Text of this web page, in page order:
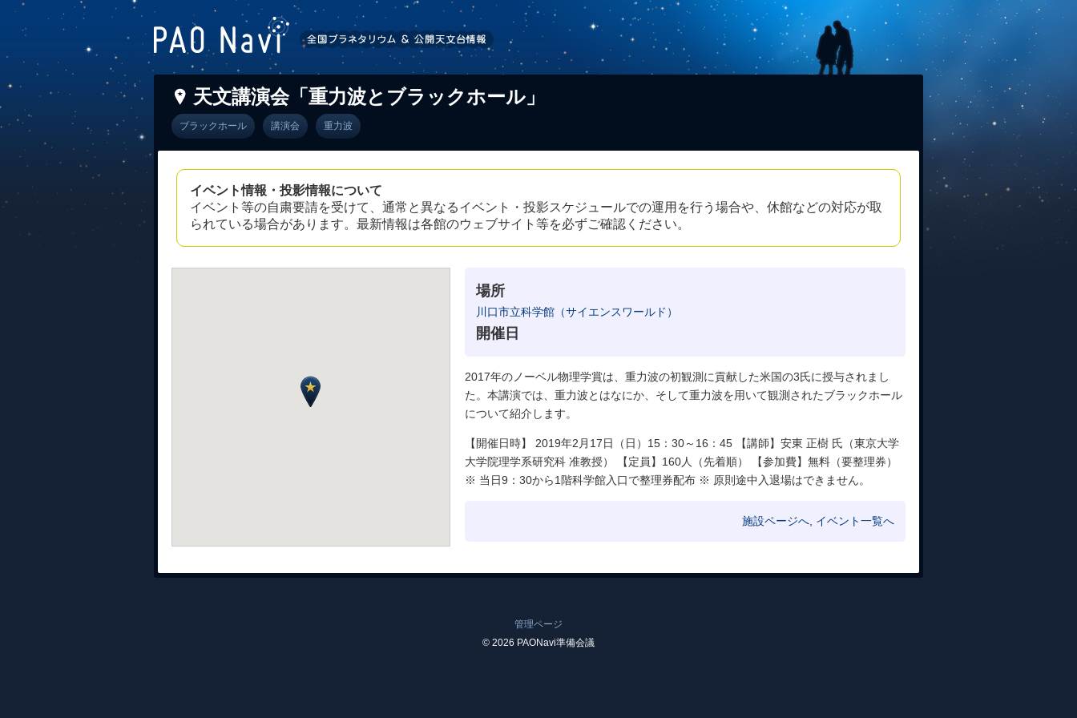
天文講演会「重力波とブラックホール」
ブラックホール 講演会 重力波
イベント情報・投影情報について
イベント等の自粛要請を受けて、通常と異なるイベント・投影スケジュールでの運用を行う場合や、休館などの対応が取
られている場合があります。最新情報は各館のウェブサイト等を必ずご確認ください。
場所
川口市立科学館（サイエンスワールド）
開催日
2017年のノーベル物理学賞は、重力波の初観測に貢献した米国の3氏に授与されまし
た。本講演では、重力波とはなにか、そして重力波を用いて観測されたブラックホール
について紹介します。
【開催日時】 2019年2月17日（日）15：30～16：45 【講師】安東 正樹 氏（東京大学
大学院理学系研究科 准教授） 【定員】160人（先着順） 【参加費】無料（要整理券）
※ 当日9：30から1階科学館入口で整理券配布 ※ 原則途中入退場はできません。
施設ページへ イベント一覧へ
管理ページ
© 2026 PAONavi準備会議